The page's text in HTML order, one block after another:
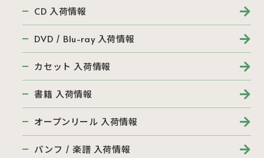
CD 入荷情報
DVD / Blu-ray 入荷情報
カセット 入荷情報
書籍 入荷情報
オープンリール 入荷情報
パンフ / 楽譜 入荷情報